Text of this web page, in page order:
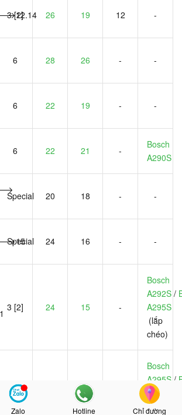
3 [2] 26 19 12 -
6 28 26 - -
6 22 19 - -
6 22 21 -
Bosch
A290S
Special 20 18 - -
Special 24 16 - -
3 [2] 24 15 -
Bosch
A292S /
A295S
(lắp
chéo)
3 [2] 16
Bosch
A295S/
A292S
chéo)
Zalo Hotline Chỉ đường